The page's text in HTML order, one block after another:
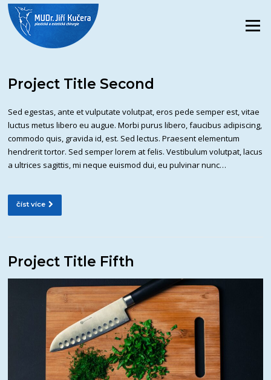
Přeskočit
obsah
Menu
Project Title Second
Sed egestas, ante et vulputate volutpat, eros pede semper est, vitae
luctus metus libero eu augue. Morbi purus libero, faucibus adipiscing,
commodo quis, gravida id, est. Sed lectus. Praesent elementum
hendrerit tortor. Sed semper lorem at felis. Vestibulum volutpat, lacus
a ultrices sagittis, mi neque euismod dui, eu pulvinar nunc…
číst více
Project Title Fifth